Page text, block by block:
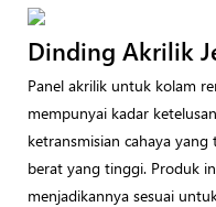
Dinding Akrilik
Panel akrilik untuk kolam
mempunyai kadar
ketransmisian cahaya
berat yang tinggi. Produk
menjadikannya sesuai